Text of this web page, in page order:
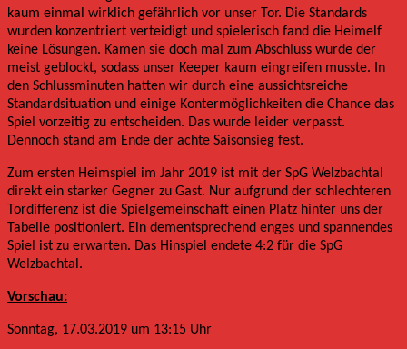
kaum einmal wirklich gefährlich vor unser Tor. Die Standards
wurden konzentriert verteidigt und spielerisch fand die Heimelf
keine Lösungen. Kamen sie doch mal zum Abschluss wurde der
meist geblockt, sodass unser Keeper kaum eingreifen musste. In
den Schlussminuten hatten wir durch eine aussichtsreiche
Standardsituation und einige Kontermöglichkeiten die Chance das
Spiel vorzeitig zu entscheiden. Das wurde leider verpasst.
Dennoch stand am Ende der achte Saisonsieg fest.
Zum ersten Heimspiel im Jahr 2019 ist mit der SpG Welzbachtal
direkt ein starker Gegner zu Gast. Nur aufgrund der schlechteren
Tordifferenz ist die Spielgemeinschaft einen Platz hinter uns der
Tabelle positioniert. Ein dementsprechend enges und spannendes
Spiel ist zu erwarten. Das Hinspiel endete 4:2 für die SpG
Welzbachtal.
Vorschau:
Sonntag, 17.03.2019 um 13:15 Uhr